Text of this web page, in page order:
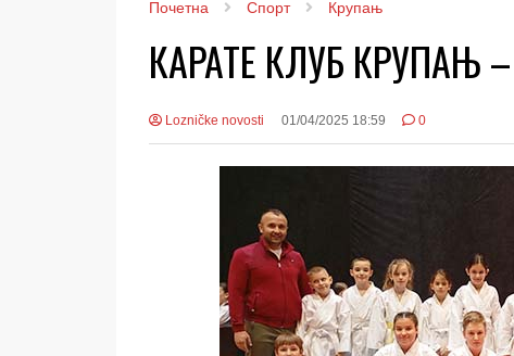
Почетна Спорт Крупањ
КАРАТЕ КЛУБ КРУПАЊ
Lozničke novosti 01/04/2025 18:59 0